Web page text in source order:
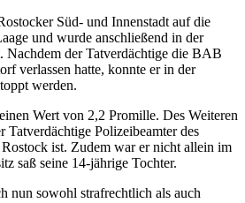
Süd- und Innenstadt auf die
und wurde anschließend in der
Nachdem der Tatverdächtige die BAB
verlassen hatte, konnte er in der
werden.
Wert von 2,2 Promille. Des Weiteren
Tatverdächtige Polizeibeamter des
ist. Zudem war er nicht allein im
saß seine 14-jährige Tochter.
nun sowohl strafrechtlich als auch